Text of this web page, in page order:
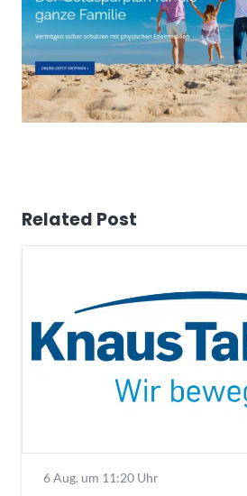
Related Post
6 Aug. um 11:20 Uhr